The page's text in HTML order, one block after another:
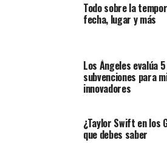
Todo sobre la
fecha, lugar y más
Los Ángeles evalúa
subvenciones para
innovadores
¿Taylor Swift en los
que debes saber